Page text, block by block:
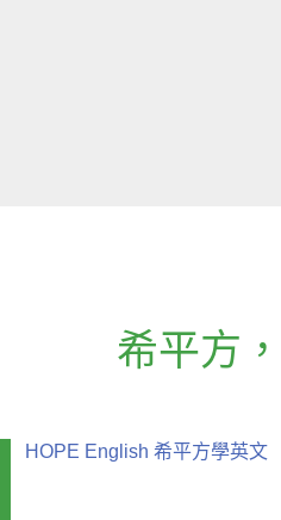
希平方 ，
HOPE English 希平方學英文